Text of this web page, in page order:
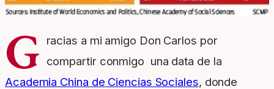
G racias a mi amigo Don Carlos por
compartir conmigo una data de la
Academia China de Ciencias Sociales, donde